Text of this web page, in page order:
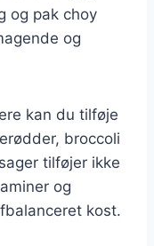
og pak choy
og
kan du tilføje
broccoli
tilføjer ikke
og
kost.